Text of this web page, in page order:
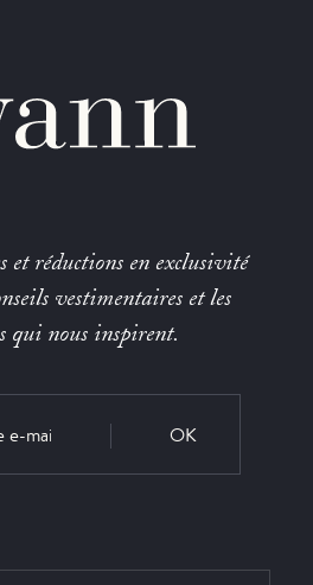
et réductions en exclusivité
vestimentaires et les
qui nous inspirent.
OK